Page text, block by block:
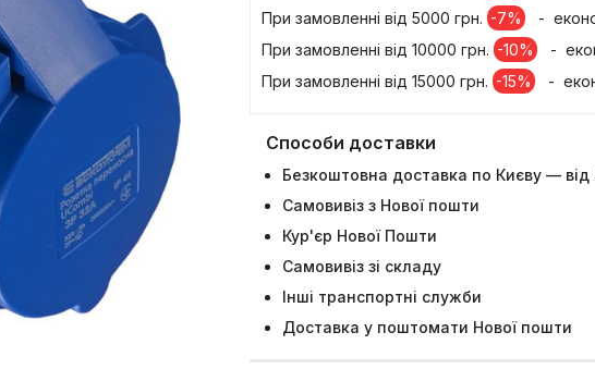
При замовленні вiд 5000 грн. -7%
-
При замовленні вiд 10000 грн. -10%
-
При замовленні вiд 15000 грн. -15% -
Способи доставки
Безкоштовна доставка по Києву — від
Самовивіз з Нової пошти
Кур'єр Нової Пошти
Самовивіз зі складу
Інші транспортні служби
Доставка у поштомати Нової пошти